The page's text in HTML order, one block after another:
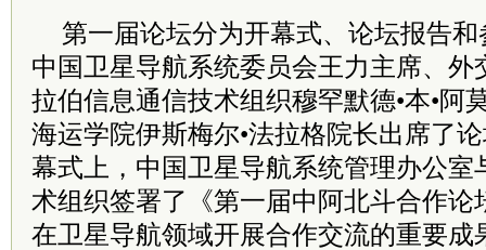
第一届论坛分为开幕式、论坛报告
中国卫星导航系统委员会王力主席、外
拉伯信息通信技术组织穆罕默德•本•阿
海运学院伊斯梅尔•法拉格院长出席了
幕式上，中国卫星导航系统管理办公室
术组织签署了《第一届中阿北斗合作论
在卫星导航领域开展合作交流的重要成